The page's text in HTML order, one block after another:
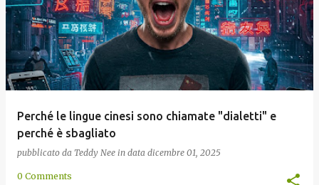
Perché le lingue cinesi sono chiamate "dialetti" e
perché è sbagliato
pubblicato da Teddy Nee in data dicembre 01, 2025
0 Comments